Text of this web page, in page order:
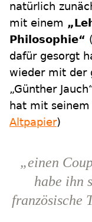
natürlich
mit einem
Philosophie“ (
dafür gesorgt
wieder mit der
„Günther
hat mit seinem
Altpapier)
„einen
habe ihn
französische